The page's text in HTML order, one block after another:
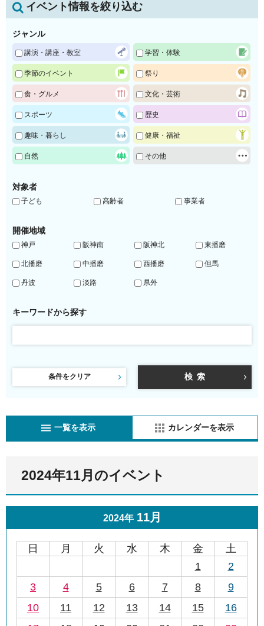
イベント情報を絞り込む
ジャンル
講演・講座・教室 学習・体験
季節のイベント 祭り
食・グルメ 文化・芸術
スポーツ 歴史
趣味・暮らし 健康・福祉
自然 その他
対象者
子ども 高齢者 事業者
開催地域
神戸 阪神南 阪神北 東播磨
北播磨 中播磨 西播磨 但馬
丹波 淡路 県外
キーワードから探す
条件をクリア
一覧を表示 カレンダーを表示
2024年11月のイベント
2024年 11月
日 月 火 水 木 金
土
1
2
3
4 5 6 7 8
9
10
11 12 13 14 15
16